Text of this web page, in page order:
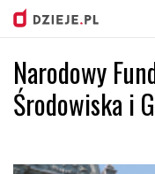
Narodowy
Środowiska i